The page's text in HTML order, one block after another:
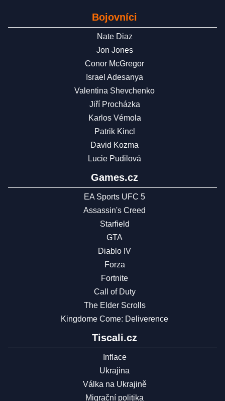
Bojovníci
Nate Diaz
Jon Jones
Conor McGregor
Israel Adesanya
Valentina Shevchenko
Jiří Procházka
Karlos Vémola
Patrik Kincl
David Kozma
Lucie Pudilová
Games.cz
EA Sports UFC 5
Assassin's Creed
Starfield
GTA
Diablo IV
Forza
Fortnite
Call of Duty
The Elder Scrolls
Kingdome Come: Deliverence
Tiscali.cz
Inflace
Ukrajina
Válka na Ukrajině
Migrační politika